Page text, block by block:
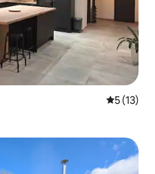
Prosječna
5 (13)